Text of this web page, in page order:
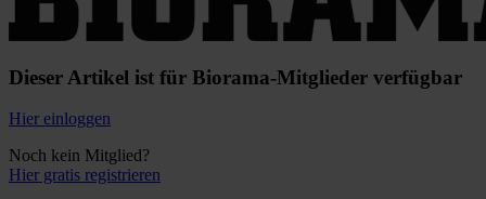
Dieser Artikel ist für Biorama-Mitglieder verfügbar
Hier einloggen
Noch kein Mitglied?
Hier gratis registrieren